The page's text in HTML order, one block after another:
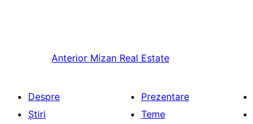
Anterior Mizan Real Estate
Despre
Știri
Prezentare
Teme